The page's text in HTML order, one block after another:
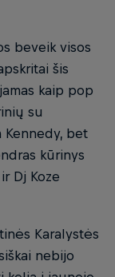
beveik visos
šis
kaip pop
su
Kennedy, bet
kūrinys
Dj Koze
Karalystės
nebijo